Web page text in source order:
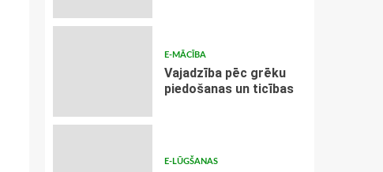
E-MĀCĪBA
Vajadzība pēc grēku
piedošanas un ticības
E-LŪGŠANAS